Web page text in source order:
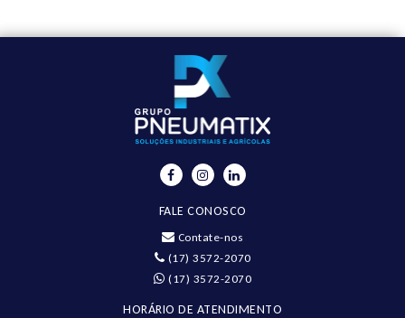
FALE CONOSCO
Contate-nos
(17) 3572-2070
(17) 3572-2070
HORÁRIO DE ATENDIMENTO